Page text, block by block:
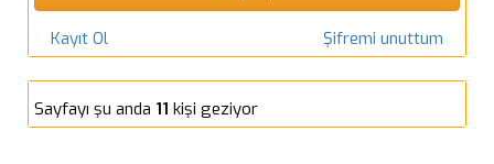
Kayıt Ol Şifremi unuttum
Sayfayı şu anda 11 kişi geziyor